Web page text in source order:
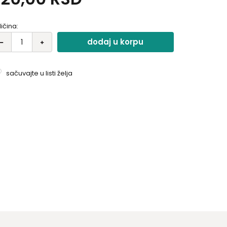
dodaj u korpu
sačuvajte u listi želja